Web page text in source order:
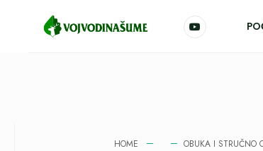
HOME
OBUKA I STRUČNO